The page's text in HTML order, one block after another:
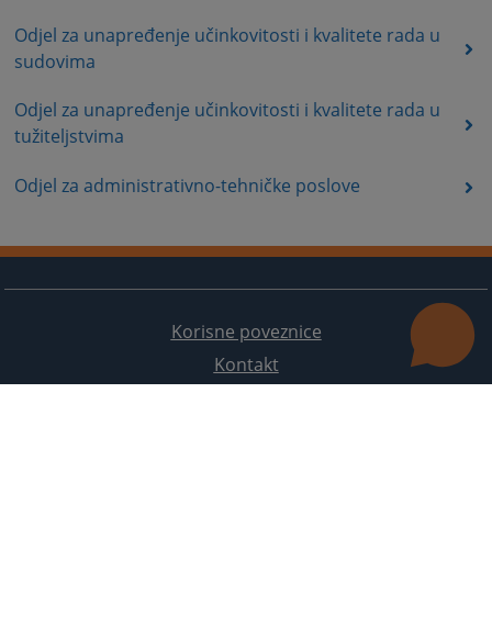
Odjel za unapređenje učinkovitosti i kvalitete rada u
sudovima
Odjel za unapređenje učinkovitosti i kvalitete rada u
tužiteljstvima
Odjel za administrativno-tehničke poslove
Korisne poveznice
Kontakt